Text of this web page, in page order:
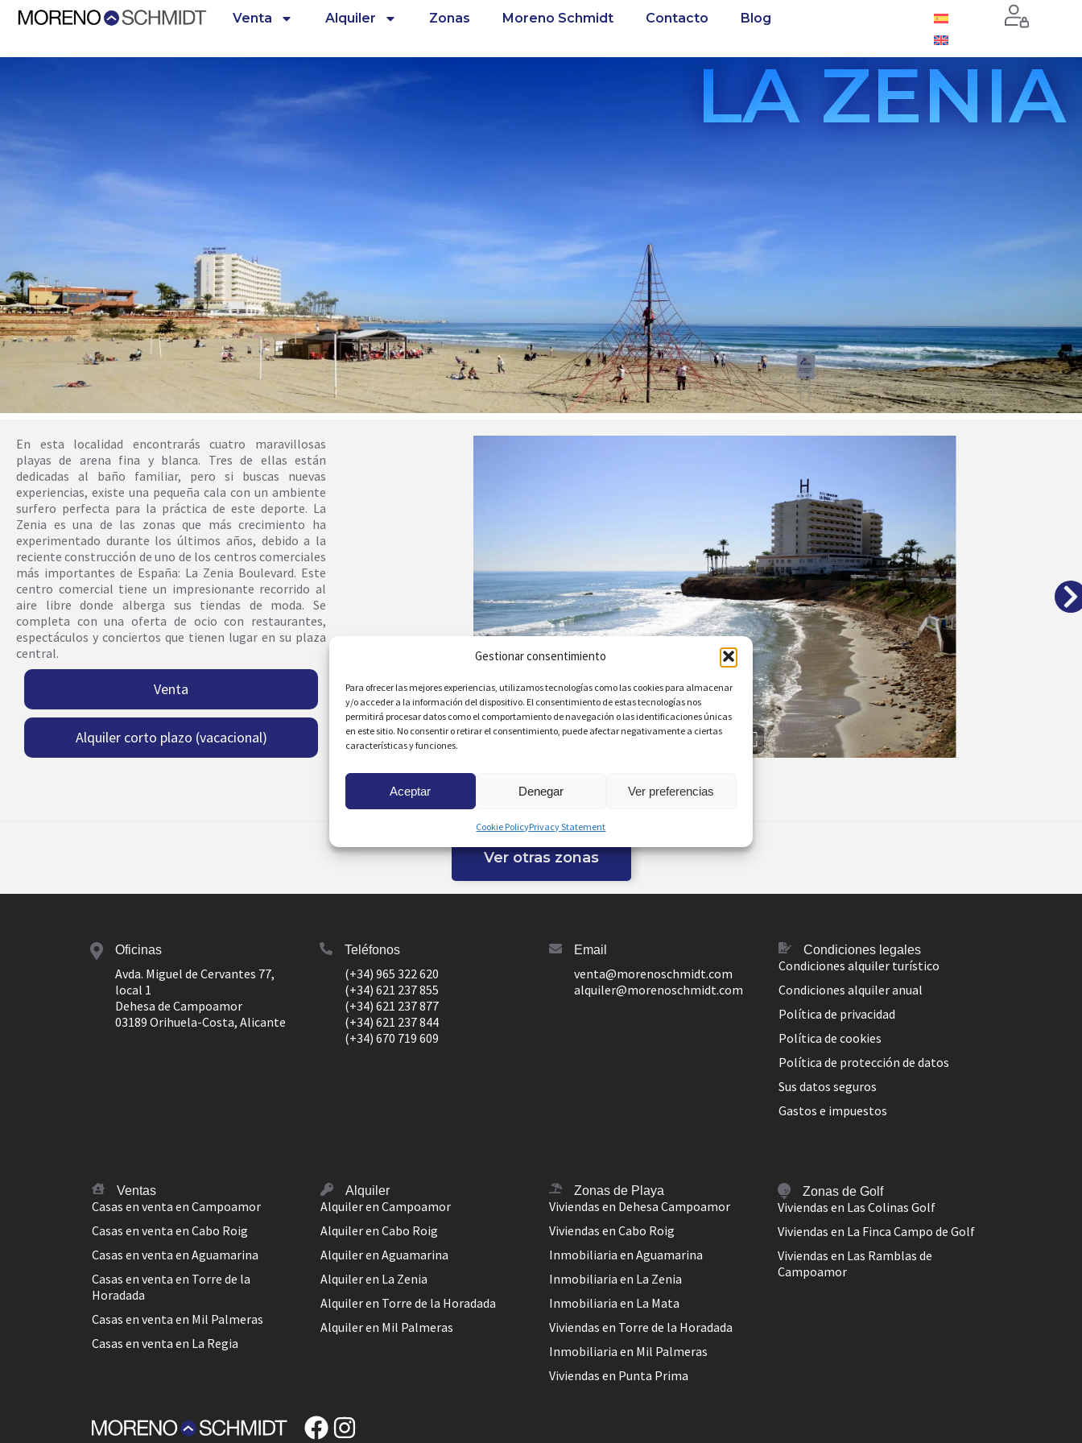
Gestionar consentimiento
Para ofrecer las mejores experiencias, utilizamos tecnologías como las cookies para almacenar
y/o acceder a la información del dispositivo. El consentimiento de estas tecnologías nos
permitirá procesar datos como el comportamiento de navegación o las identificaciones únicas
en este sitio. No consentir o retirar el consentimiento, puede afectar negativamente a ciertas
características y funciones.
Aceptar Denegar Ver preferencias
Cookie PolicyPrivacy Statement
Venta Alquiler Zonas Moreno Schmidt Contacto Blog
LA ZENIA
En esta localidad encontrarás cuatro maravillosas
playas de arena fina y blanca. Tres de ellas están
dedicadas al baño familiar, pero si buscas nuevas
experiencias, existe una pequeña cala con un ambiente
surfero perfecta para la práctica de este deporte. La
Zenia es una de las zonas que más crecimiento ha
experimentado durante los últimos años, debido a la
reciente construcción de uno de los centros comerciales
más importantes de España: La Zenia Boulevard. Este
centro comercial tiene un impresionante recorrido al
aire libre donde alberga sus tiendas de moda. Se
completa con una oferta de ocio con restaurantes,
espectáculos y conciertos que tienen lugar en su plaza
central.
Venta
Alquiler corto plazo (vacacional)
Ver otras zonas
Oficinas
Avda. Miguel de Cervantes 77,
local 1
Dehesa de Campoamor
03189 Orihuela-Costa, Alicante
Teléfonos
(+34) 965 322 620
(+34) 621 237 855
(+34) 621 237 877
(+34) 621 237 844
(+34) 670 719 609
Email
venta@morenoschmidt.com
alquiler@morenoschmidt.com
Condiciones legales
Condiciones alquiler turístico
Condiciones alquiler anual
Política de privacidad
Política de cookies
Política de protección de datos
Sus datos seguros
Gastos e impuestos
Ventas
Casas en venta en Campoamor
Casas en venta en Cabo Roig
Casas en venta en Aguamarina
Casas en venta en Torre de la
Horadada
Casas en venta en Mil Palmeras
Casas en venta en La Regia
Alquiler
Alquiler en Campoamor
Alquiler en Cabo Roig
Alquiler en Aguamarina
Alquiler en La Zenia
Alquiler en Torre de la Horadada
Alquiler en Mil Palmeras
Zonas de Playa
Viviendas en Dehesa Campoamor
Viviendas en Cabo Roig
Inmobiliaria en Aguamarina
Inmobiliaria en La Zenia
Inmobiliaria en La Mata
Viviendas en Torre de la Horadada
Inmobiliaria en Mil Palmeras
Viviendas en Punta Prima
Zonas de Golf
Viviendas en Las Colinas Golf
Viviendas en La Finca Campo de Golf
Viviendas en Las Ramblas de
Campoamor